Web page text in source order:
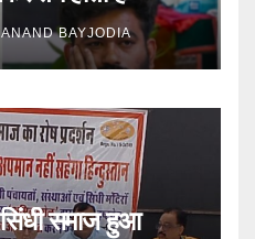
BAYJODIA
समाज हुआ